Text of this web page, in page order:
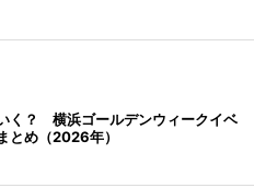
く？ 横浜ゴールデンウィークイベ
とめ（2026年）